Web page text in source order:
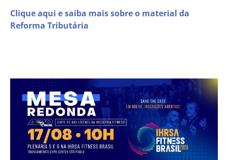
Clique aqui e saiba mais sobre o material da
Reforma Tributária